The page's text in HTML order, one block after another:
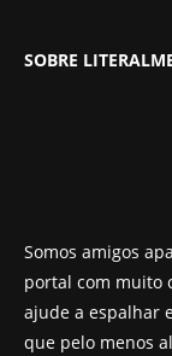
SOBRE
Somos amigos
portal com muito
ajude a espalhar
que pelo menos